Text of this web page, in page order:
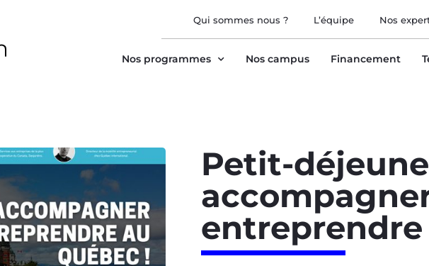
Qui sommes nous ? L’équipe Nos
Nos programmes Nos campus Financement
Petit-
entreprendre